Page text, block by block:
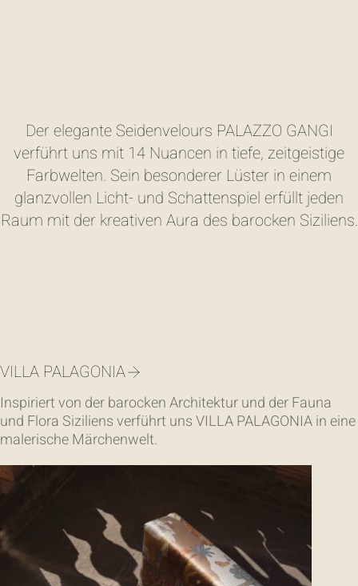
Der elegante Seidenvelours PALAZZO GANGI
verführt uns mit 14 Nuancen in tiefe, zeitgeistige
Farbwelten. Sein besonderer Lüster in einem
glanzvollen Licht- und Schattenspiel erfüllt jeden
Raum mit der kreativen Aura des barocken Siziliens.
VILLA PALAGONIA
Inspiriert von der barocken Architektur und der Fauna
und Flora Siziliens verführt uns VILLA PALAGONIA in eine
malerische Märchenwelt.